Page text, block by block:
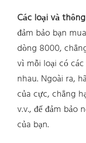
Các loại và
đảm bảo bạn
dòng 8000,
vì mỗi loại có
nhau. Ngoài ra,
của cực, chẳng
v.v., để đảm bảo
của bạn.